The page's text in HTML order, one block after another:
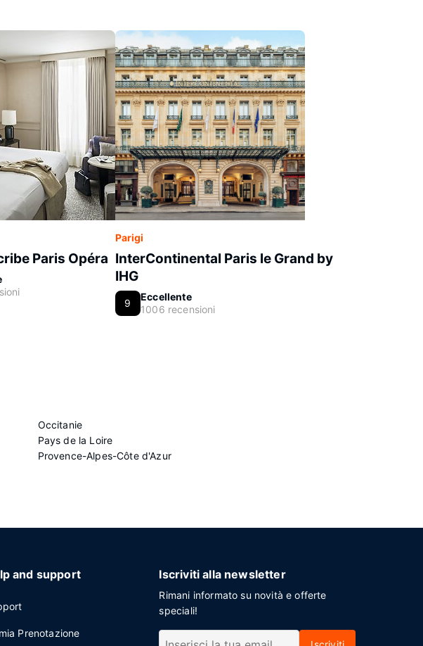
Paris Opéra
Parigi
InterContinental Paris le Grand by
IHG
9
Eccellente
1006 recensioni
Occitanie
Pays de la Loire
Provence-Alpes-Côte d'Azur
and support
Prenotazione
Iscriviti alla newsletter
Rimani informato su novità e offerte
speciali!